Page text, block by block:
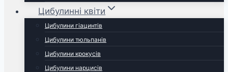
Цибулинні квіти
Цибулини гіацинтів
Цибулини тюльпанів
Цибулини крокусів
Цибулини нарцисів